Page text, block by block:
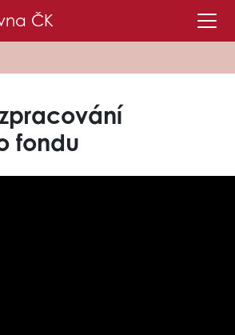
ČK
fondu